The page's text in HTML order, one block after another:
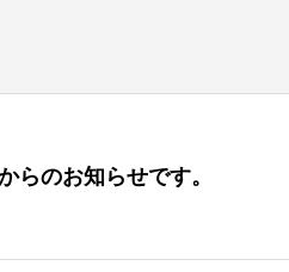
らのお知らせです。